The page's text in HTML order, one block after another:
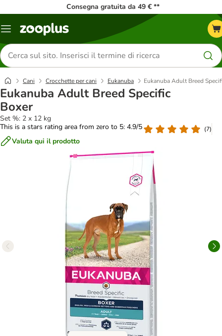
Consegna gratuita da 49 € **
Overview
Cerca
prodotti
Cani Crocchette per cani Eukanuba Eukanuba Adult Breed
Eukanuba Adult Breed Specific
Boxer
Set %: 2 x 12 kg
This is a stars rating area from zero to 5: 4.9/5
(7)
Valuta qui il prodotto